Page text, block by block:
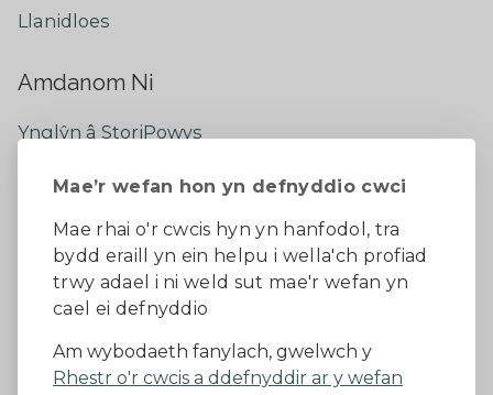
Mae’r wefan hon yn defnyddio cwci
Mae rhai o'r cwcis hyn yn hanfodol, tra
bydd eraill yn ein helpu i wella'ch profiad
trwy adael i ni weld sut mae'r wefan yn
cael ei defnyddio
Am wybodaeth fanylach, gwelwch y
Rhestr o'r cwcis a ddefnyddir ar y wefan
Llanidloes
Amdanom Ni
Ynglŷn â StoriPowys
Newyddion Diweddaraf
Dywedwch eich barn
Facebook
Datganiad Hygyrchedd
Diogelu Data a Phreifatrwydd
Telerau ac amodau